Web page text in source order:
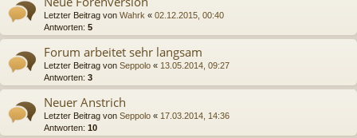
Letzter Beitrag von Wahrk « 02.12.2015, 00:40
Antworten: 5
Forum arbeitet sehr langsam
Letzter Beitrag von Seppolo « 13.05.2014, 09:27
Antworten: 3
Neuer Anstrich
Letzter Beitrag von Seppolo « 17.03.2014, 14:36
Antworten: 10